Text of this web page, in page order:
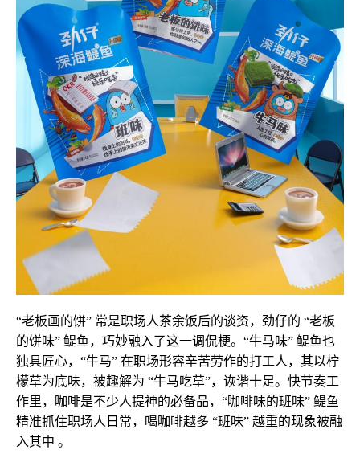
“老板画的饼” 常是职场人茶余饭后的谈资，劲仔的 “老板
的饼味” 鳀鱼，巧妙融入了这一调侃梗。“牛马味” 鳀鱼也
独具匠心，“牛马” 在职场形容辛苦劳作的打工人，其以柠
檬草为底味，被趣解为 “牛马吃草”，诙谐十足。快节奏工
作里，咖啡是不少人提神的必备品，“咖啡味的班味” 鳀鱼
精准抓住职场人日常，喝咖啡越多 “班味” 越重的现象被融
入其中 。